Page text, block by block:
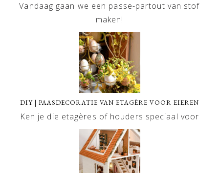
Vandaag gaan we een passe-partout van stof
maken!
DIY | PAASDECORATIE VAN ETAGÈRE VOOR EIEREN
Ken je die etagères of houders speciaal voor